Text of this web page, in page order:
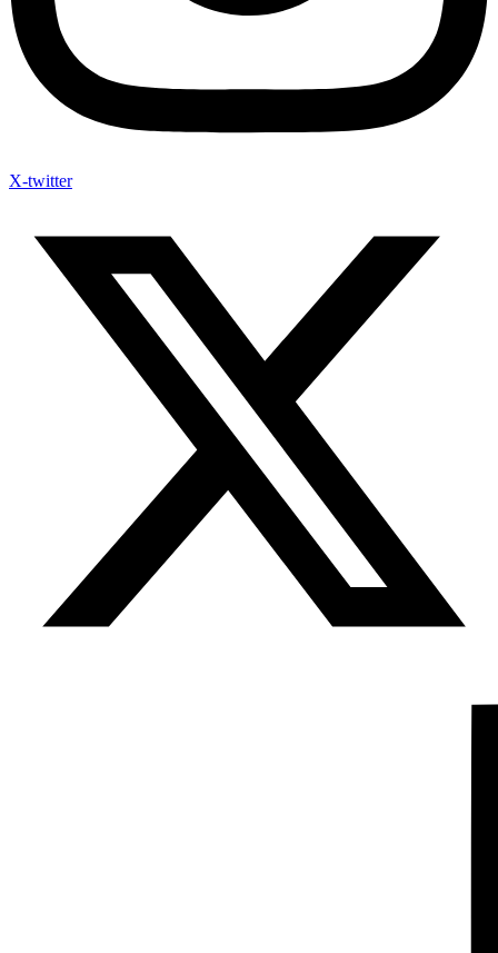
X-twitter